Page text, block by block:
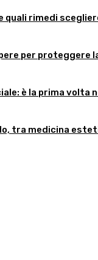
quali rimedi
per proteggere
è la prima volta
tra medicina